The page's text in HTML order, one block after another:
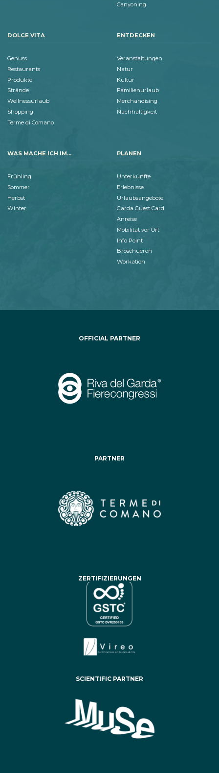
Canyoning
DOLCE VITA
Genuss
Restaurants
Produkte
Strände
Wellnessurlaub
Shopping
Terme di Comano
ENTDECKEN
Veranstaltungen
Natur
Kultur
Familienurlaub
Merchandising
Nachhaltigkeit
WAS MACHE ICH IM...
Frühling
Sommer
Herbst
Winter
PLANEN
Unterkünfte
Erlebnisse
Urlaubsangebote
Garda Guest Card
Anreise
Mobilität vor Ort
Info Point
Broschueren
Workation
OFFICIAL PARTNER
PARTNER
ZERTIFIZIERUNGEN
SCIENTIFIC PARTNER